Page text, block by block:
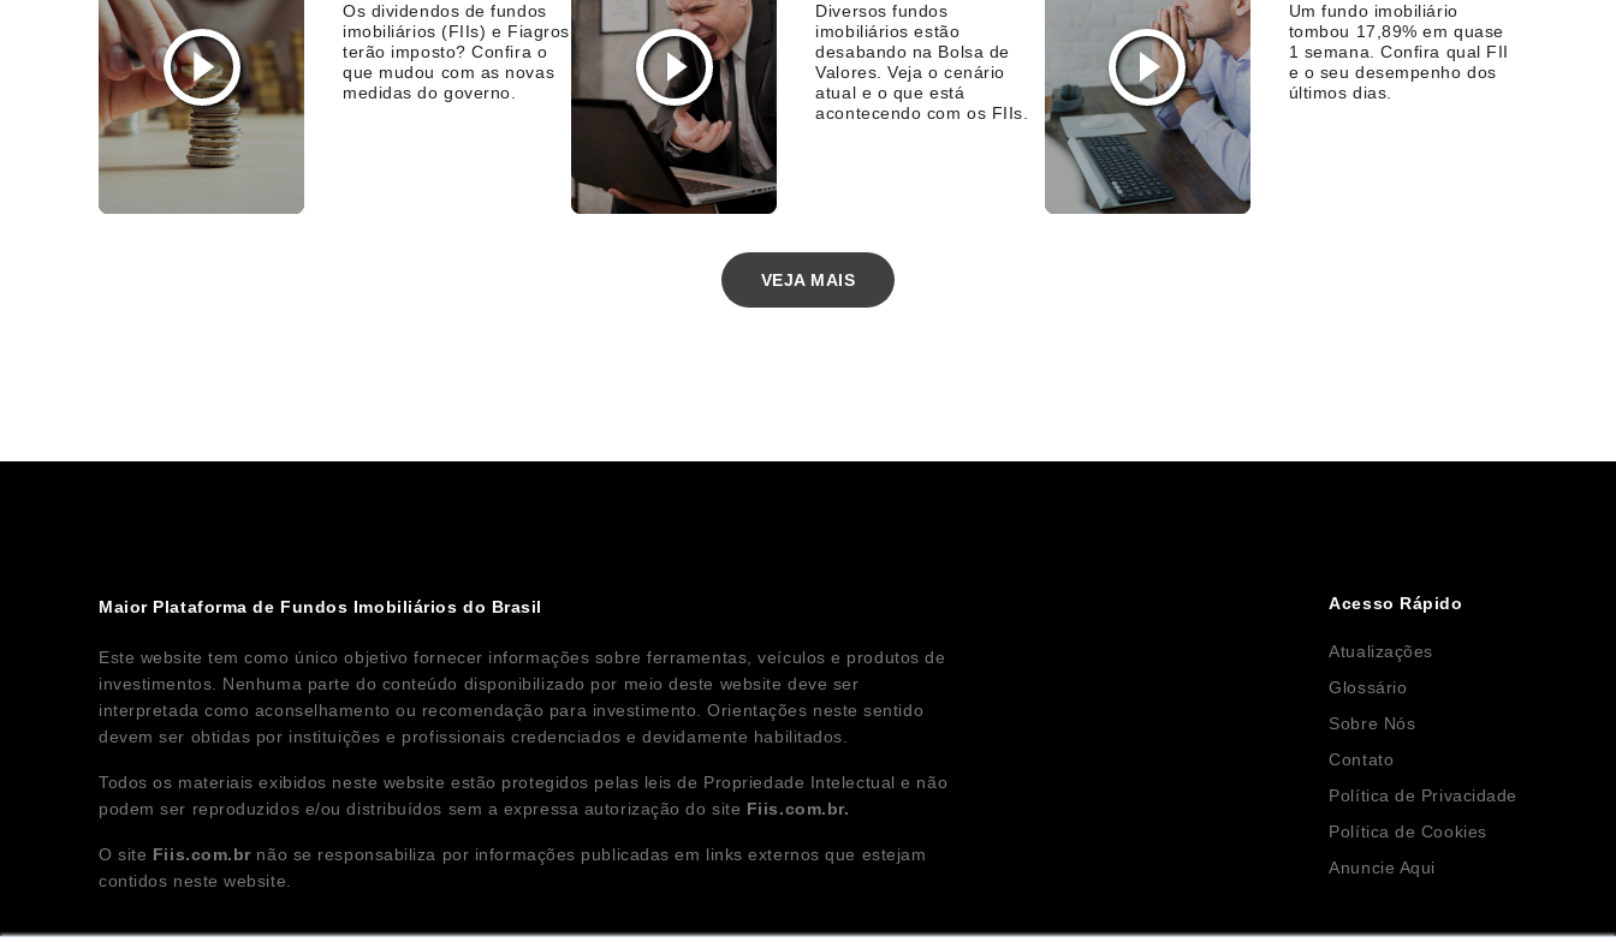
Os dividendos de fundos
imobiliários (FIIs) e Fiagros
terão imposto? Confira o
que mudou com as novas
medidas do governo.
Diversos fundos
imobiliários estão
desabando na Bolsa de
Valores. Veja o cenário
atual e o que está
acontecendo com os FIIs.
Um fundo imobiliário
tombou 17,89% em quase
1 semana. Confira qual FII
e o seu desempenho dos
últimos dias.
VEJA MAIS
Maior Plataforma de Fundos Imobiliários do Brasil
Este website tem como único objetivo fornecer informações sobre ferramentas, veículos e produtos de
investimentos. Nenhuma parte do conteúdo disponibilizado por meio deste website deve ser
interpretada como aconselhamento ou recomendação para investimento. Orientações neste sentido
devem ser obtidas por instituições e profissionais credenciados e devidamente habilitados.
Todos os materiais exibidos neste website estão protegidos pelas leis de Propriedade Intelectual e não
podem ser reproduzidos e/ou distribuídos sem a expressa autorização do site Fiis.com.br.
O site Fiis.com.brnão se responsabiliza por informações publicadas em links externos que estejam
contidos neste website.
Acesso Rápido
Atualizações
Glossário
Sobre Nós
Contato
Política de Privacidade
Política de Cookies
Anuncie Aqui